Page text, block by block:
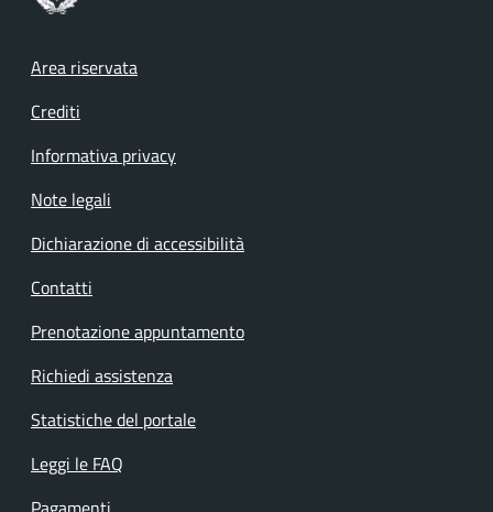
Footer menu
Area riservata
Crediti
Informativa privacy
Note legali
Dichiarazione di accessibilità
Contatti
Prenotazione appuntamento
Richiedi assistenza
Statistiche del portale
Leggi le FAQ